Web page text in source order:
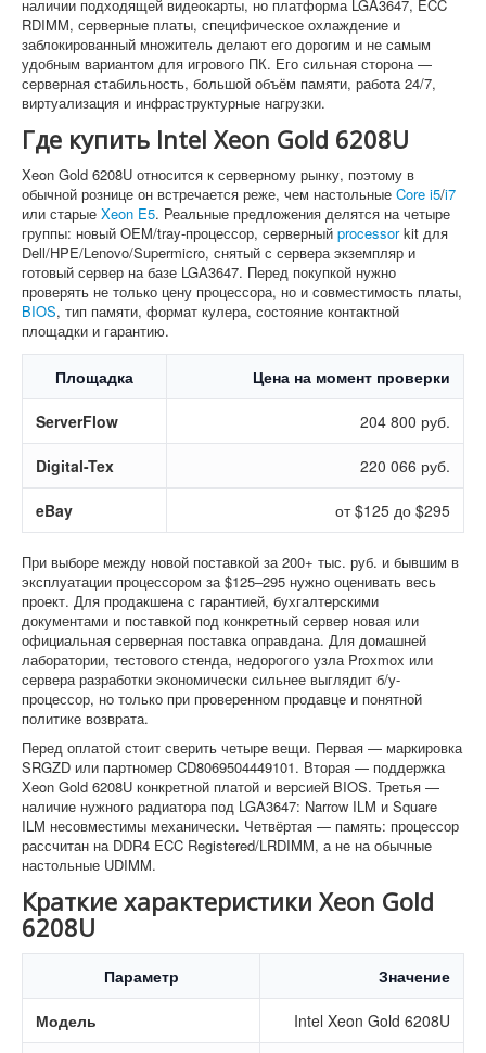
наличии подходящей видеокарты, но платформа LGA3647, ECC
RDIMM, серверные платы, специфическое охлаждение и
заблокированный множитель делают его дорогим и не самым
удобным вариантом для игрового ПК. Его сильная сторона —
серверная стабильность, большой объём памяти, работа 24/7,
виртуализация и инфраструктурные нагрузки.
Где купить Intel Xeon Gold 6208U
Xeon Gold 6208U относится к серверному рынку, поэтому в
обычной рознице он встречается реже, чем настольные Core i5/i7
или старые Xeon E5. Реальные предложения делятся на четыре
группы: новый OEM/tray-процессор, серверный processorkit для
Dell/HPE/Lenovo/Supermicro, снятый с сервера экземпляр и
готовый сервер на базе LGA3647. Перед покупкой нужно
проверять не только цену процессора, но и совместимость платы,
BIOS, тип памяти, формат кулера, состояние контактной
площадки и гарантию.
Площадка Цена на момент проверки
ServerFlow 204 800 руб.
Digital-Tex 220 066 руб.
eBay от $125 до $295
При выборе между новой поставкой за 200+ тыс. руб. и бывшим в
эксплуатации процессором за $125–295 нужно оценивать весь
проект. Для продакшена с гарантией, бухгалтерскими
документами и поставкой под конкретный сервер новая или
официальная серверная поставка оправдана. Для домашней
лаборатории, тестового стенда, недорогого узла Proxmox или
сервера разработки экономически сильнее выглядит б/у-
процессор, но только при проверенном продавце и понятной
политике возврата.
Перед оплатой стоит сверить четыре вещи. Первая — маркировка
SRGZD или партномер CD8069504449101. Вторая — поддержка
Xeon Gold 6208U конкретной платой и версией BIOS. Третья —
наличие нужного радиатора под LGA3647: Narrow ILM и Square
ILM несовместимы механически. Четвёртая — память: процессор
рассчитан на DDR4 ECC Registered/LRDIMM, а не на обычные
настольные UDIMM.
Краткие характеристики Xeon Gold
6208U
Параметр Значение
Модель Intel Xeon Gold 6208U